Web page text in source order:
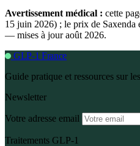
Avertissement médical : cette
15 juin 2026) ; le prix de Saxenda
— mises à jour août 2026.
GLP-1 France
Guide pratique et ressources sur
Newsletter
Votre adresse email
Traitements GLP-1